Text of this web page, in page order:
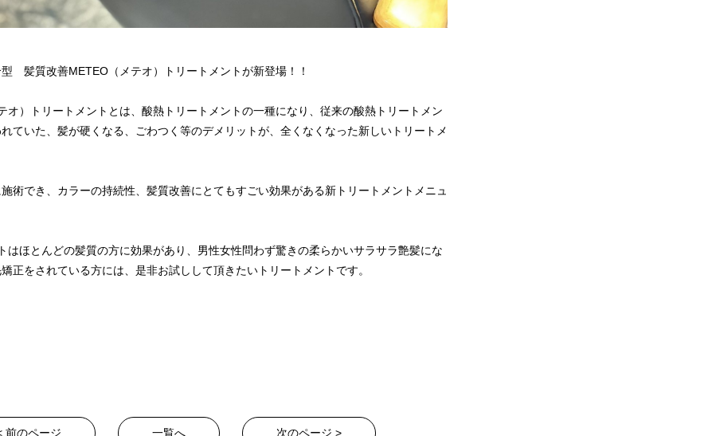
髪質改善METEO（メテオ）トリートメントが新登場！！
オ）トリートメントとは、酸熱トリートメントの一種になり、従来の酸熱トリートメン
ていた、髪が硬くなる、ごわつく等のデメリットが、全くなくなった新しいトリートメ
術でき、カラーの持続性、髪質改善にとてもすごい効果がある新トリートメントメニュ
はほとんどの髪質の方に効果があり、男性女性問わず驚きの柔らかいサラサラ艶髪にな
正をされている方には、是非お試しして頂きたいトリートメントです。
前のページ 一覧へ 次のページ >